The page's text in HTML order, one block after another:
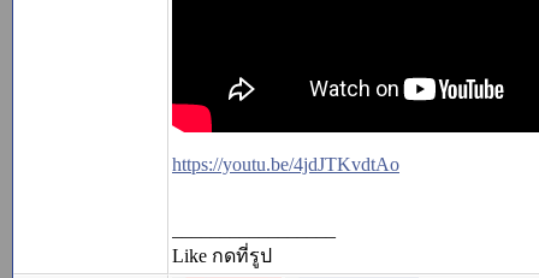
https://youtu.be/4jdJTKvdtAo
Like กดที่รูป